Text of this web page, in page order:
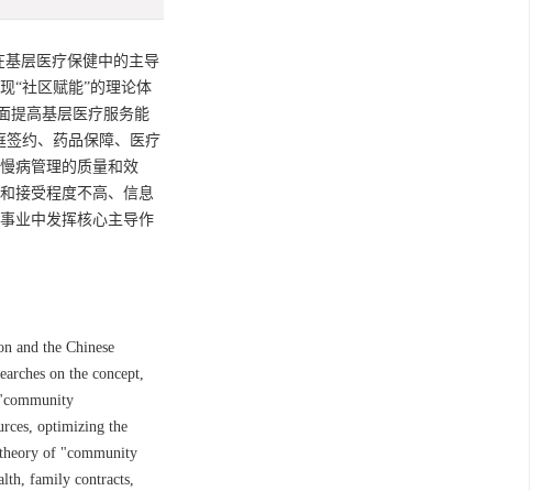
基层医疗保健中的主导
“社区赋能”的理论体
提高基层医疗服务能
签约、药品保障、医疗
病管理的质量和效
接受程度不高、信息
业中发挥核心主导作
and the Chinese
on the concept,
optimizing the
of "community
family contracts,